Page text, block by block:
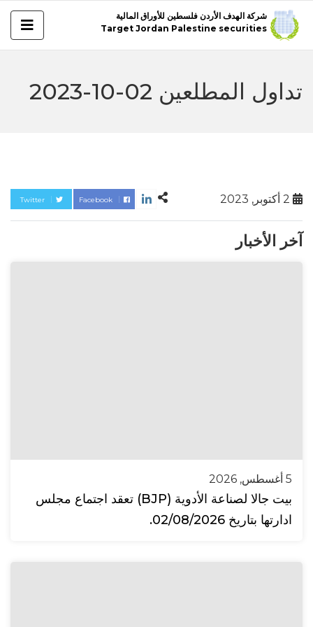
شركة الهدف الأردن فلسطين للأوراق المالية
Target Jordan Palestine securities
تداول المطلعين 02-10-2023
Twitter Facebook
آخر الأخبار
5 أغسطس, 2026
بيت جالا لصناعة الأدوية (BJP) تعقد اجتماع مجلس
ادارتها بتاريخ 02/08/2026.